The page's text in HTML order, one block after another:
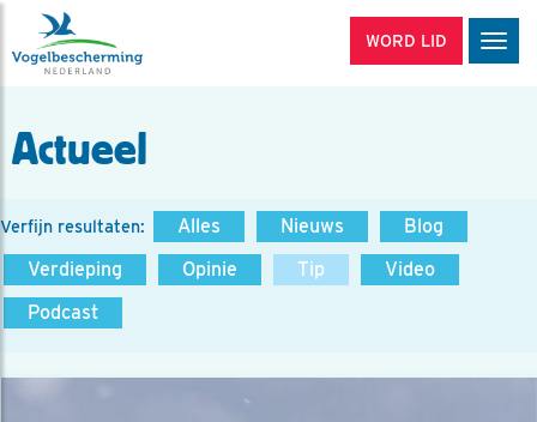
WORD LID
Actueel
Verfijn resultaten: Alles Nieuws
Blog
Verdieping
Opinie Tip
Video
Podcast